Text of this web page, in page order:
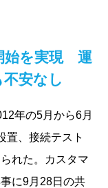
始を実現 運
安なし
年の5月から6月
置、接続テスト
れた。カスタマ
に9月28日の共